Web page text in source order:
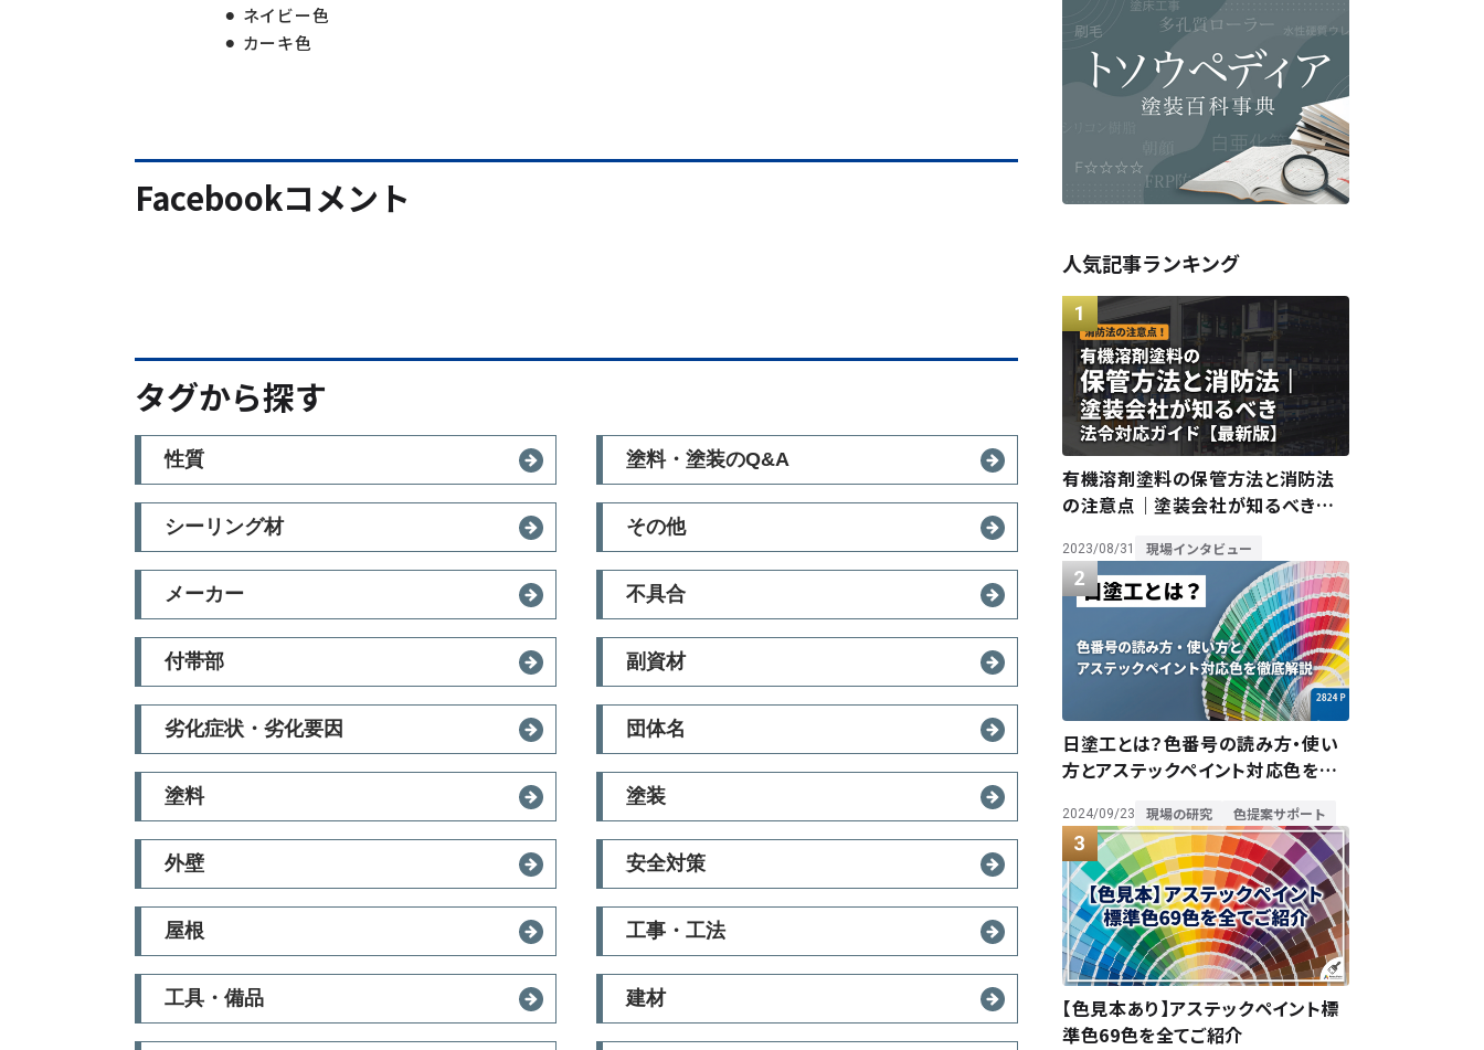
ネイビー色
カーキ色
Facebookコメント
タグから探す
性質 塗料・塗装のQ&A
シーリング材 その他
メーカー 不具合
付帯部 副資材
劣化症状・劣化要因 団体名
塗料 塗装
外壁 安全対策
屋根 工事・工法
工具・備品 建材
人気記事ランキング
有機溶剤塗料の保管方法と消防法
の注意点｜塗装会社が知るべき法
2023/08/31 現場インタビュー
日塗工とは？色番号の読み方・使い
方とアステックペイント対応色を徹
2024/09/23 現場の研究 色提案サポート
【色見本あり】アステックペイント標
準色69色を全てご紹介